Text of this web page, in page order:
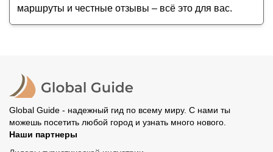
маршруты и честные отзывы – всё это для вас.
Global Guide - надежный гид по всему миру. С нами ты
можешь посетить любой город и узнать много нового.
Наши партнеры